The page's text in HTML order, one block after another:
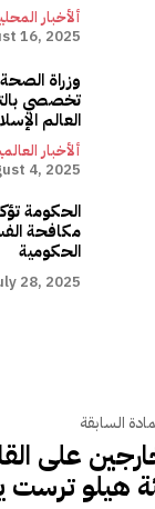
ألأخبار
16, 2025
وزراة
تخصصي
العالم
ألأخبار
4, 2025
الحكومة
مكافحة
الحكومية
28, 2025
السابقة
على
هيلو ترست